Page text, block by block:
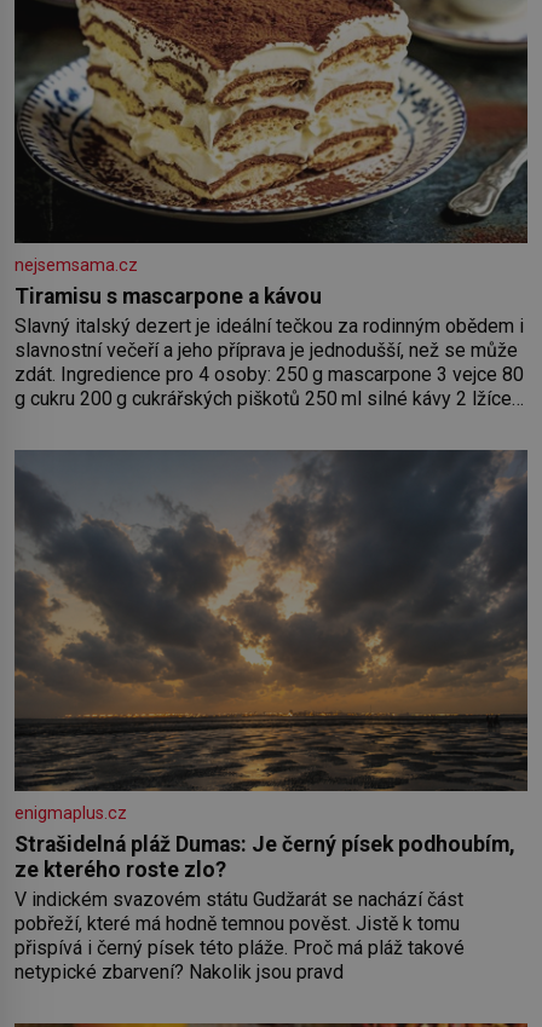
nejsemsama.cz
Tiramisu s mascarpone a kávou
Slavný italský dezert je ideální tečkou za rodinným obědem i
slavnostní večeří a jeho příprava je jednodušší, než se může
zdát. Ingredience pro 4 osoby: 250 g mascarpone 3 vejce 80
g cukru 200 g cukrářských piškotů 250 ml silné kávy 2 lžíce
bílků. Žloutky vyšlehejte s cukrem do světlé pěny a postupně
do nich vmíchejte mascarpone, aby vznikl hladký
enigmaplus.cz
Strašidelná pláž Dumas: Je černý písek podhoubím,
ze kterého roste zlo?
V indickém svazovém státu Gudžarát se nachází část
pobřeží, které má hodně temnou pověst. Jistě k tomu
přispívá i černý písek této pláže. Proč má pláž takové
netypické zbarvení? Nakolik jsou pravd